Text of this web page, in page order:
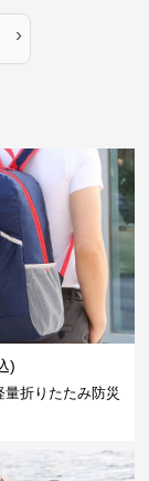
›
)
量折りたたみ防災